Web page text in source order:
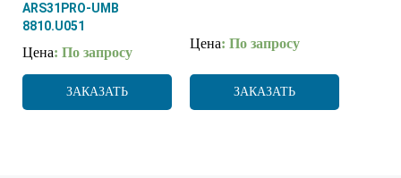
ARS31PRO-UMB
8810.U051
Цена: По запросу
ЗАКАЗАТЬ
Цена: По запросу
ЗАКАЗАТЬ